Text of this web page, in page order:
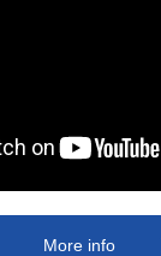
More info